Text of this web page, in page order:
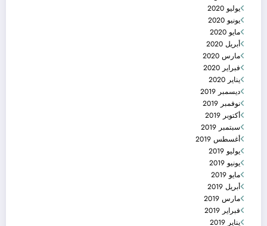
يوليو 2020
يونيو 2020
مايو 2020
أبريل 2020
مارس 2020
فبراير 2020
يناير 2020
ديسمبر 2019
نوفمبر 2019
أكتوبر 2019
سبتمبر 2019
أغسطس 2019
يوليو 2019
يونيو 2019
مايو 2019
أبريل 2019
مارس 2019
فبراير 2019
يناير 2019